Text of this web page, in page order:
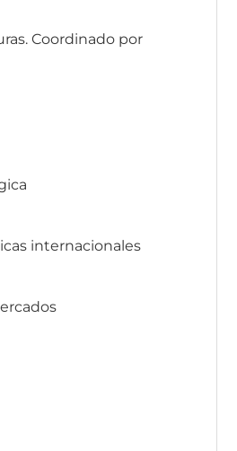
Coordinado por
internacionales